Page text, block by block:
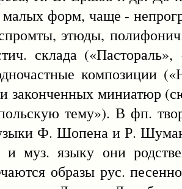
форм, чаще -
этюды,
склада
композиции
законченных миниатюр
тему»). В фп.
Ф. Шопена и Р.
и муз. языку они
образы рус.